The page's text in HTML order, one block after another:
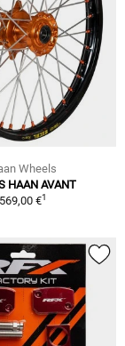
Wheels
HAAN AVANT
569,00 €1